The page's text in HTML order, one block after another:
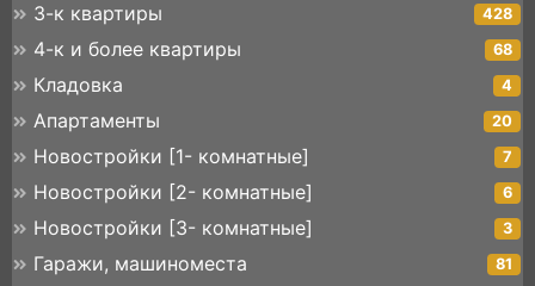
3-к квартиры 428
4-к и более квартиры 68
Кладовка 4
Апартаменты 20
Новостройки [1- комнатные] 7
Новостройки [2- комнатные] 6
Новостройки [3- комнатные] 3
Гаражи, машиноместа 81